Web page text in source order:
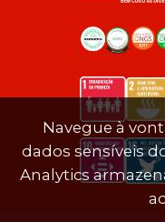
Navegue à
dados sensíveis
Analytics